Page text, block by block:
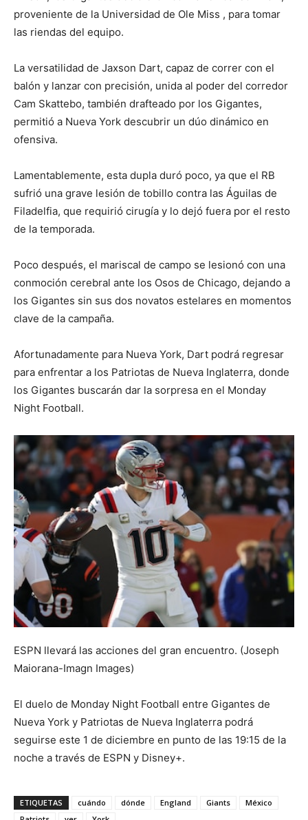
proveniente de la Universidad de Ole Miss , para tomar
las riendas del equipo.
La versatilidad de Jaxson Dart, capaz de correr con el
balón y lanzar con precisión, unida al poder del corredor
Cam Skattebo, también drafteado por los Gigantes,
permitió a Nueva York descubrir un dúo dinámico en
ofensiva.​
Lamentablemente, esta dupla duró poco, ya que el RB
sufrió una grave lesión de tobillo contra las Águilas de
Filadelfia, que requirió cirugía y lo dejó fuera por el resto
de la temporada.​
Poco después, el mariscal de campo se lesionó con una
conmoción cerebral ante los Osos de Chicago, dejando a
los Gigantes sin sus dos novatos estelares en momentos
clave de la campaña.​
Afortunadamente para Nueva York, Dart podrá regresar
para enfrentar a los Patriotas de Nueva Inglaterra, donde
los Gigantes buscarán dar la sorpresa en el Monday
Night Football.
ESPN llevará las acciones del gran encuentro. (Joseph
Maiorana-Imagn Images)
El duelo de Monday Night Football entre Gigantes de
Nueva York y Patriotas de Nueva Inglaterra podrá
seguirse este 1 de diciembre en punto de las 19:15 de la
noche a través de ESPN y Disney+.
ETIQUETAS cuándo dónde England Giants
México